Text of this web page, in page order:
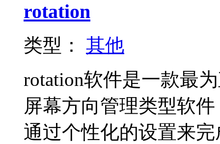
rotation
类型： 其他
rotation软件是一款最
屏幕方向管理类型软
通过个性化的设置来